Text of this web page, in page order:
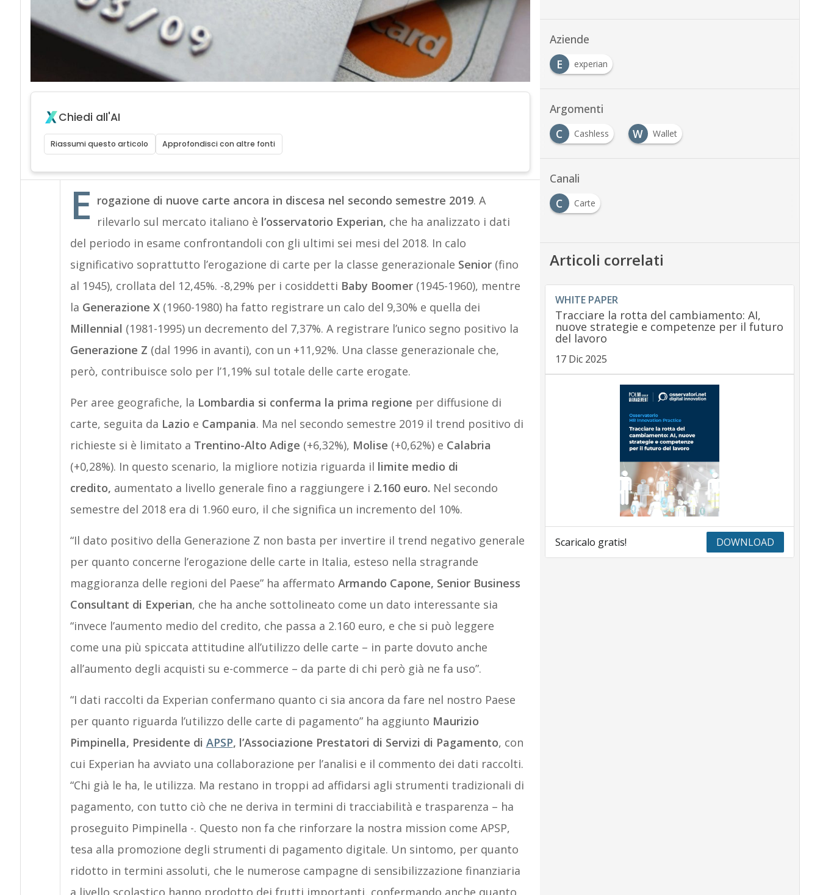
Chiedi all'AI
Riassumi questo articolo Approfondisci con altre fonti
E rogazione di nuove carte ancora in discesa nel secondo semestre 2019. A
rilevarlo sul mercato italiano è l’osservatorio Experian, che ha analizzato i dati
del periodo in esame confrontandoli con gli ultimi sei mesi del 2018. In calo
significativo soprattutto l’erogazione di carte per la classe generazionale Senior(fino
al 1945), crollata del 12,45%. -8,29% per i cosiddetti Baby Boomer(1945-1960), mentre
la Generazione X(1960-1980) ha fatto registrare un calo del 9,30% e quella dei
Millennial (1981-1995) un decremento del 7,37%. A registrare l’unico segno positivo la
Generazione Z (dal 1996 in avanti), con un +11,92%. Una classe generazionale che,
però, contribuisce solo per l’1,19% sul totale delle carte erogate.
Per aree geografiche, la Lombardia si conferma la prima regione per diffusione di
carte, seguita da Lazio e Campania. Ma nel secondo semestre 2019 il trend positivo di
richieste si è limitato a Trentino-Alto Adige (+6,32%), Molise (+0,62%) e Calabria
(+0,28%). In questo scenario, la migliore notizia riguarda il limite medio di
credito, aumentato a livello generale fino a raggiungere i 2.160 euro. Nel secondo
semestre del 2018 era di 1.960 euro, il che significa un incremento del 10%.
“Il dato positivo della Generazione Z non basta per invertire il trend negativo generale
per quanto concerne l’erogazione delle carte in Italia, esteso nella stragrande
maggioranza delle regioni del Paese” ha affermato Armando Capone, Senior Business
Consultant di Experian, che ha anche sottolineato come un dato interessante sia
“invece l’aumento medio del credito, che passa a 2.160 euro, e che si può leggere
come una più spiccata attitudine all’utilizzo delle carte – in parte dovuto anche
all’aumento degli acquisti su e-commerce – da parte di chi però già ne fa uso”.
“I dati raccolti da Experian confermano quanto ci sia ancora da fare nel nostro Paese
per quanto riguarda l’utilizzo delle carte di pagamento” ha aggiunto Maurizio
Pimpinella, Presidente di APSP, l’Associazione Prestatori di Servizi di Pagamento, con
cui Experian ha avviato una collaborazione per l’analisi e il commento dei dati raccolti.
“Chi già le ha, le utilizza. Ma restano in troppi ad affidarsi agli strumenti tradizionali di
pagamento, con tutto ciò che ne deriva in termini di tracciabilità e trasparenza – ha
proseguito Pimpinella -. Questo non fa che rinforzare la nostra mission come APSP,
tesa alla promozione degli strumenti di pagamento digitale. Un sintomo, per quanto
ridotto in termini assoluti, che le numerose campagne di sensibilizzazione finanziaria
a livello scolastico hanno prodotto dei frutti importanti, confermando anche quanto
Aziende
E
experian
Argomenti
C
Cashless W Wallet
Canali
C
Carte
Articoli correlati
WHITE PAPER
Tracciare la rotta del cambiamento: AI,
nuove strategie e competenze per il futuro
del lavoro
17 Dic 2025
Scaricalo gratis! DOWNLOAD